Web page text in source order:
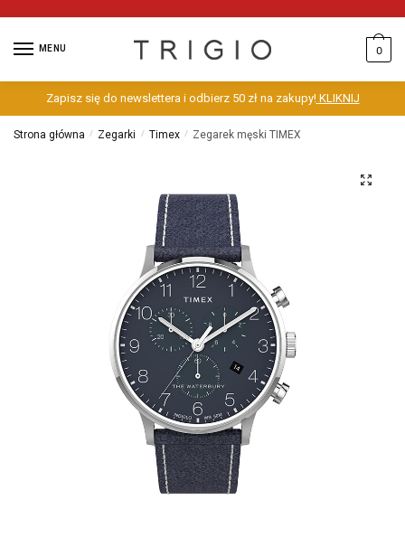
MENU 0
Zapisz się do newslettera i odbierz 50 zł na zakupy!KLIKNIJ
Strona główna / Zegarki / Timex / Zegarek męski TIMEX